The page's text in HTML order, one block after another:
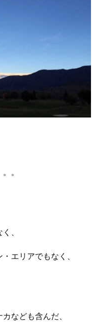
。
、
エリアでもなく、
なども含んだ、